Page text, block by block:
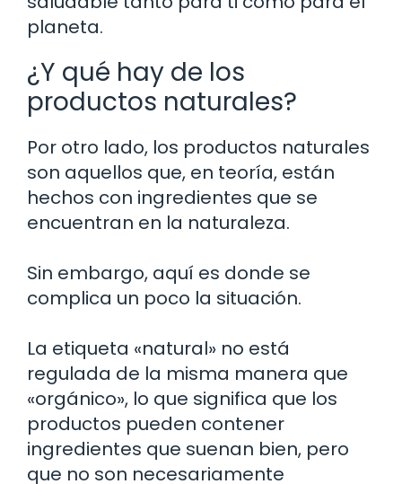
planeta.
¿Y qué hay de los
productos naturales?
Por otro lado, los productos naturales
son aquellos que, en teoría, están
hechos con ingredientes que se
encuentran en la naturaleza.
Sin embargo, aquí es donde se
complica un poco la situación.
La etiqueta «natural» no está
regulada de la misma manera que
«orgánico», lo que significa que los
productos pueden contener
ingredientes que suenan bien, pero
que no son necesariamente